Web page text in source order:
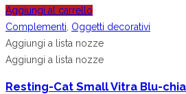
Aggiungi al carrello
Complementi Oggetti decorativi
Aggiungi a lista nozze
Aggiungi a lista nozze
Resting-Cat Small Vitra Blu-